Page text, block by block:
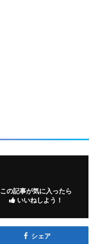
この記事が気に入ったら
いいねしよう！
シェア